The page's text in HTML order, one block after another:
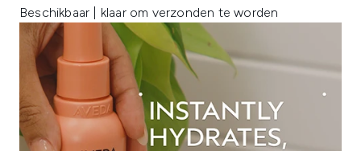
Beschikbaar | klaar om verzonden te worden